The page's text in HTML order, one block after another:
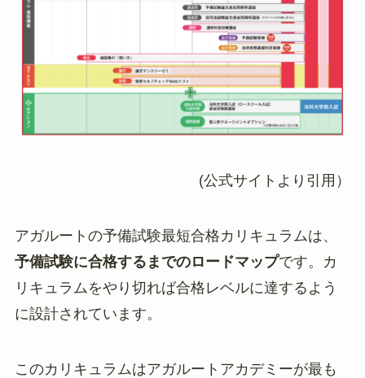
(公式サイトより引用）
アガルートの予備試験最短合格カリキュラムは、
予備試験に合格するまでのロードマップです。カ
リキュラムをやり切れば合格レベルに達するよう
に設計されています。
このカリキュラムはアガルートアカデミーが最も